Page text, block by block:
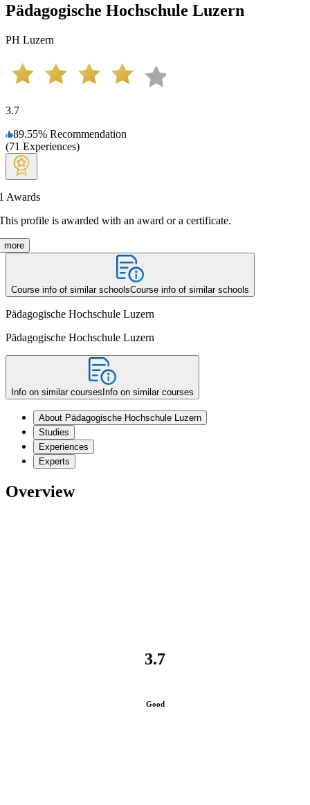
Pädagogische Hochschule Luzern
PH Luzern
3.7
89.55% Recommendation
(71 Experiences)
Awards
profile is awarded with an award or a certificate.
more
Course info of similar schoolsCourse info of similar schools
Pädagogische Hochschule Luzern
Pädagogische Hochschule Luzern
Info on similar courses Info on similar courses
About Pädagogische Hochschule Luzern
Studies
Experiences
Experts
Overview
3.7
Good